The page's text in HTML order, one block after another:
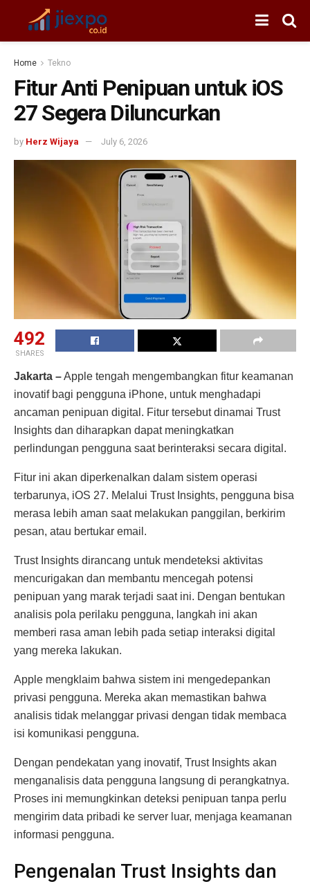
Home Tekno
Fitur Anti Penipuan untuk iOS
27 Segera Diluncurkan
by Herz Wijaya July 6, 2026
492
SHARES
Jakarta –Apple tengah mengembangkan fitur keamanan
inovatif bagi pengguna iPhone, untuk menghadapi
ancaman penipuan digital. Fitur tersebut dinamai Trust
Insights dan diharapkan dapat meningkatkan
perlindungan pengguna saat berinteraksi secara digital.
Fitur ini akan diperkenalkan dalam sistem operasi
terbarunya, iOS 27. Melalui Trust Insights, pengguna bisa
merasa lebih aman saat melakukan panggilan, berkirim
pesan, atau bertukar email.
Trust Insights dirancang untuk mendeteksi aktivitas
mencurigakan dan membantu mencegah potensi
penipuan yang marak terjadi saat ini. Dengan bentukan
analisis pola perilaku pengguna, langkah ini akan
memberi rasa aman lebih pada setiap interaksi digital
yang mereka lakukan.
Apple mengklaim bahwa sistem ini mengedepankan
privasi pengguna. Mereka akan memastikan bahwa
analisis tidak melanggar privasi dengan tidak membaca
isi komunikasi pengguna.
Dengan pendekatan yang inovatif, Trust Insights akan
menganalisis data pengguna langsung di perangkatnya.
Proses ini memungkinkan deteksi penipuan tanpa perlu
mengirim data pribadi ke server luar, menjaga keamanan
informasi pengguna.
Pengenalan Trust Insights dan